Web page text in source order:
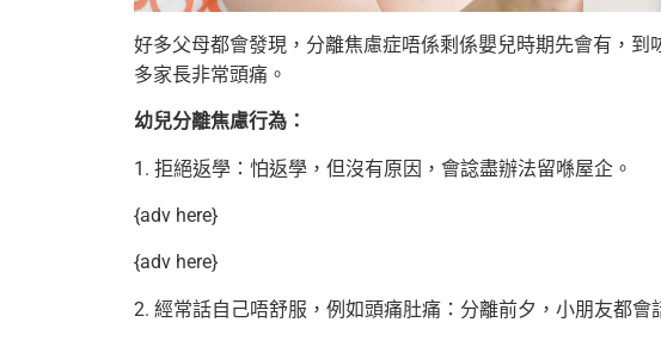
好多父母都會發現，分離焦慮症唔係剩係嬰兒時期先會有，
多家長非常頭痛。
幼兒分離焦慮行為：
1. 拒絕返學：怕返學，但沒有原因，會諗盡辦法留喺屋企。
{adv here}
{adv here}
2. 經常話自己唔舒服，例如頭痛肚痛：分離前夕，小朋友都會